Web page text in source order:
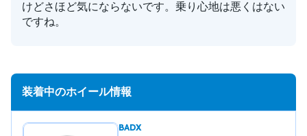
けどさほど気にならないです。乗り心地は悪くはない
ですね。
装着中のホイール情報
BADX